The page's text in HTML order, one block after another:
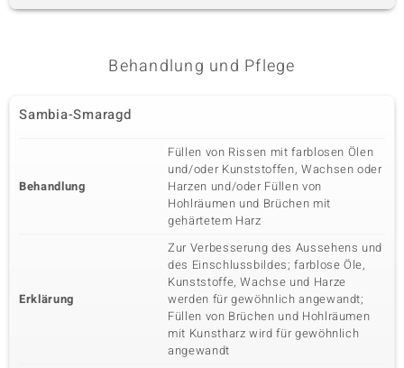
Behandlung und Pflege
Sambia-Smaragd
Behandlung
Füllen von Rissen mit farblosen Ölen
und/oder Kunststoffen, Wachsen oder
Harzen und/oder Füllen von
Hohlräumen und Brüchen mit
gehärtetem Harz
Erklärung
Zur Verbesserung des Aussehens und
des Einschlussbildes; farblose Öle,
Kunststoffe, Wachse und Harze
werden für gewöhnlich angewandt;
Füllen von Brüchen und Hohlräumen
mit Kunstharz wird für gewöhnlich
angewandt